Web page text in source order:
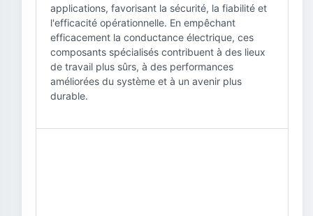
applications, favorisant la sécurité, la fiabilité et
l'efficacité opérationnelle. En empêchant
efficacement la conductance électrique, ces
composants spécialisés contribuent à des lieux
de travail plus sûrs, à des performances
améliorées du système et à un avenir plus
durable.